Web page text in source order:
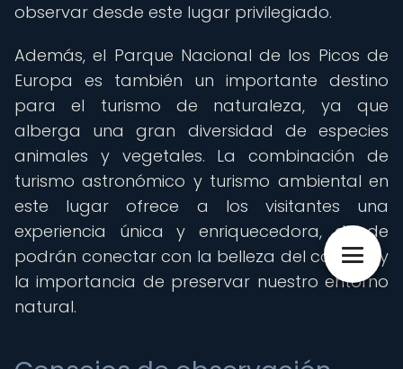
observar desde este lugar privilegiado.
Además, el Parque Nacional de los Picos de
Europa es también un importante destino
para el turismo de naturaleza, ya que
alberga una gran diversidad de especies
animales y vegetales. La combinación de
turismo astronómico y turismo ambiental en
este lugar ofrece a los visitantes una
experiencia única y enriquecedora, donde
podrán conectar con la belleza del cosmos y
la importancia de preservar nuestro entorno
natural.